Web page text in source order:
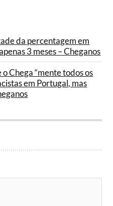
da percentagem em
3 meses – Cheganos
Chega “mente todos os
em Portugal, mas